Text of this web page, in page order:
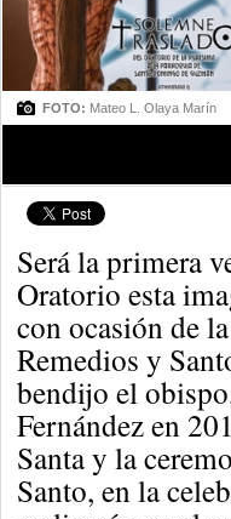
FOTO: Mateo L. Olaya Marín
Será la primera
Oratorio esta
con ocasión de
Remedios y
bendijo el
Fernández en
Santa y la
Santo, en la